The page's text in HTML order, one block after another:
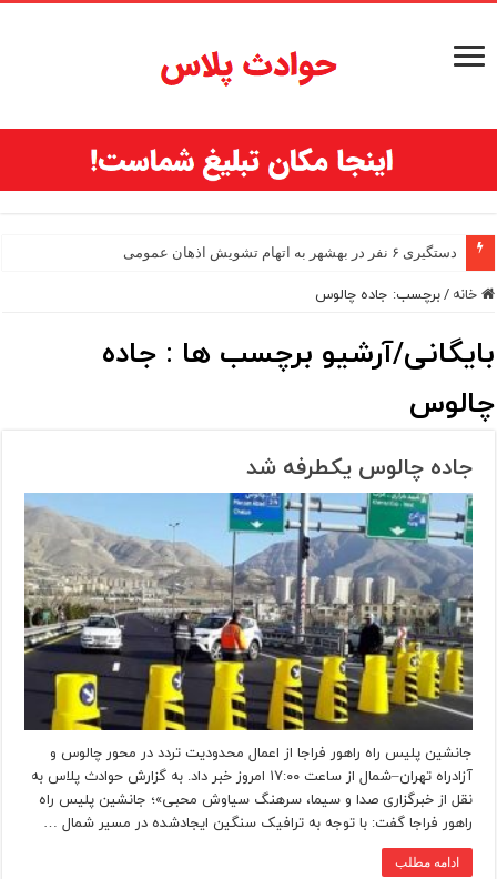
دستگیری ۶ نفر در بهشهر به اتهام تشویش اذهان عمومی
خانه/برچسب: جاده چالوس
بایگانی/آرشیو برچسب ها :جاده
چالوس
جاده چالوس یکطرفه شد
جانشین پلیس راه راهور فراجا از اعمال محدودیت تردد در محور چالوس و
آزادراه تهران–شمال از ساعت ۱۷:۰۰ امروز خبر داد. به گزارش حوادث پلاس به
نقل از خبرگزاری صدا و سیما، سرهنگ سیاوش محبی»؛ جانشین پلیس راه
راهور فراجا گفت: با توجه به ترافیک سنگین ایجادشده در مسیر شمال …
ادامه مطلب